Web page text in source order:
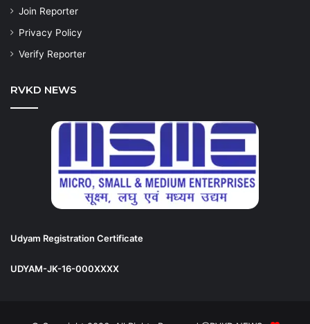
Join Reporter
Privacy Policy
Verify Reporter
RVKD NEWS
Udyam Registration Certificate
UDYAM-JK-16-000XXXX